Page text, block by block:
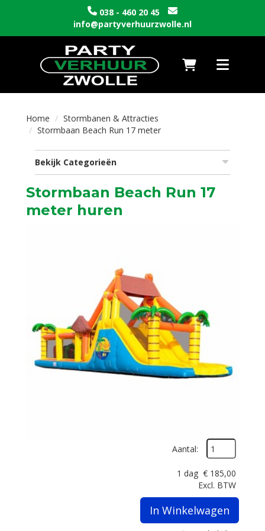
038 - 460 20 45
info@partyverhuurzwolle.nl
Naar winkelwagen
Toggle
Home
Stormbanen & Attracties
Stormbaan Beach Run 17 meter
Bekijk Categorieën
Stormbaan Beach Run 17
meter huren
Aantal:
1 dag € 185,00
Excl. BTW
In Winkelwagen